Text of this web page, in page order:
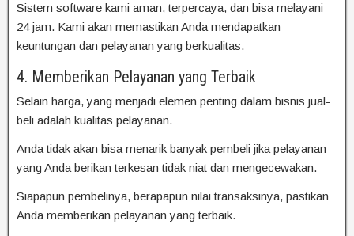
Sistem software kami aman, terpercaya, dan bisa melayani
24 jam. Kami akan memastikan Anda mendapatkan
keuntungan dan pelayanan yang berkualitas.
4. Memberikan Pelayanan yang Terbaik
Selain harga, yang menjadi elemen penting dalam bisnis jual-
beli adalah kualitas pelayanan.
Anda tidak akan bisa menarik banyak pembeli jika pelayanan
yang Anda berikan terkesan tidak niat dan mengecewakan.
Siapapun pembelinya, berapapun nilai transaksinya, pastikan
Anda memberikan pelayanan yang terbaik.